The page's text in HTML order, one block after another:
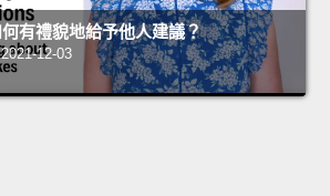
有禮貌地給予他人建議？
12-03